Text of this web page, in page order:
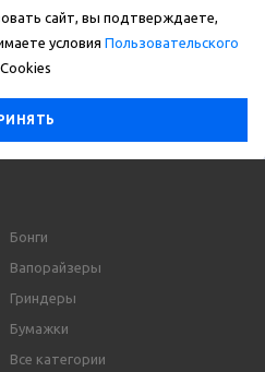
сайт, вы подтверждаете,
условия Пользовательского
Бонги
Вапорайзеры
Гриндеры
Бумажки
Все категории